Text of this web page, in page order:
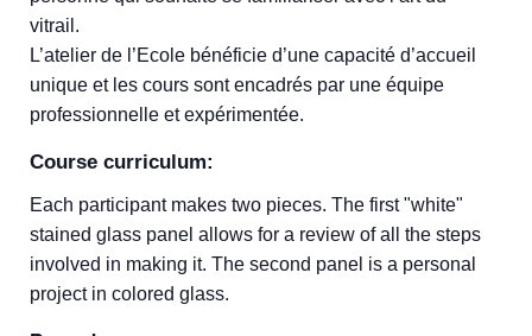
vitrail.
L’atelier de l’Ecole bénéficie d’une capacité d’accueil
unique et les cours sont encadrés par une équipe
professionnelle et expérimentée.
Course curriculum:
Each participant makes two pieces. The first "white"
stained glass panel allows for a review of all the steps
involved in making it. The second panel is a personal
project in colored glass.